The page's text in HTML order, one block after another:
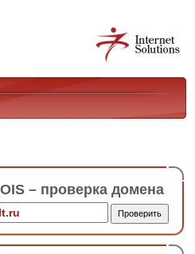
– проверка домена